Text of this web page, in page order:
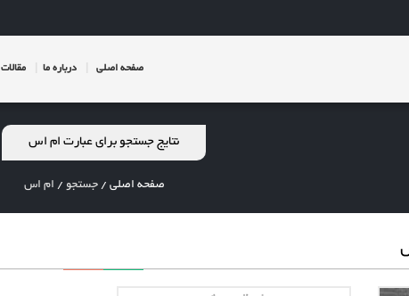
صفحه اصلی درباره ما مقالات
نتایج جستجو برای عبارت ام اس
صفحه اصلی / جستجو / ام اس